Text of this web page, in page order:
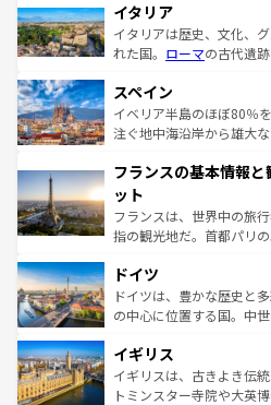
イタリア
イタリアは歴史、文化、
れた国。 ローマの古代遺
ろん、トスカーナの美し
景など、自然景観も見逃
ピザやパスタなど、絶品
ませてくれるイタリアで
なお、新着のイタリア情報
しい。
スペイン
イベリア半島のほぼ80％
注ぐ地中海沿岸から雄大
文化が根付くこの国では
れる闘牛、そして美味し
る。首都マドリードの洗
アートに溢れた街角から
せる。地方によって風土
ンテンツ一覧を参照して
フランスの基本情報
ット
フランスは、世界中の旅
指の観光地だ。首都パリ
で、幅広い魅力が詰まっ
聖堂、美しいビーチ、そ
から魅了する。また、フ
いる。シャンパンの発祥
香り高いラベンダー畑な
らに、パリ以外の地域に
ドイツ
ドイツは、豊かな歴史と
の中心に位置する国。中
顔を持つこの国は、どこ
ルリンの文化的活気、バ
してライン川沿いのワイ
イギリス
イギリスは、古きよき伝
トミンスター寺院や大英